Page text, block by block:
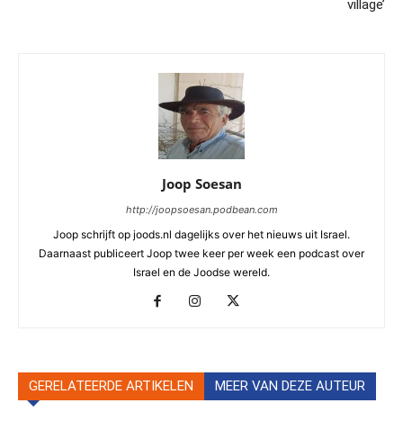
village’
Joop Soesan
http://joopsoesan.podbean.com
Joop schrijft op joods.nl dagelijks over het nieuws uit Israel.
Daarnaast publiceert Joop twee keer per week een podcast over
Israel en de Joodse wereld.
GERELATEERDE ARTIKELEN MEER VAN DEZE AUTEUR